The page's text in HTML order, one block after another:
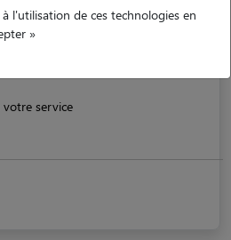
possède des animaux
votre service
l'utilisation de ces technologies en
»